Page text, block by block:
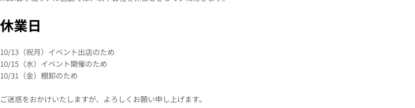
休業日
10/13（祝月）イベント出店のため
10/15（水）イベント開催のため
10/31（金）棚卸のため
ご迷惑をおかけいたしますが、よろしくお願い申し上げます。